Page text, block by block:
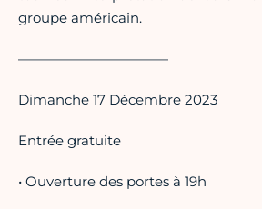
groupe américain.
———————————
Dimanche 17 Décembre 2023
Entrée gratuite
• Ouverture des portes à 19h